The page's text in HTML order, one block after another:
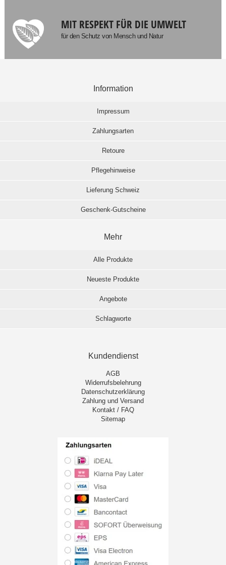
MIT RESPEKT FÜR DIE UMWELT
für den Schutz von Mensch und Natur
Information
Impressum
Zahlungsarten
Retoure
Pflegehinweise
Lieferung Schweiz
Geschenk-Gutscheine
Mehr
Alle Produkte
Neueste Produkte
Angebote
Schlagworte
Kundendienst
AGB
Widerrufsbelehrung
Datenschutzerklärung
Zahlung und Versand
Kontakt / FAQ
Sitemap